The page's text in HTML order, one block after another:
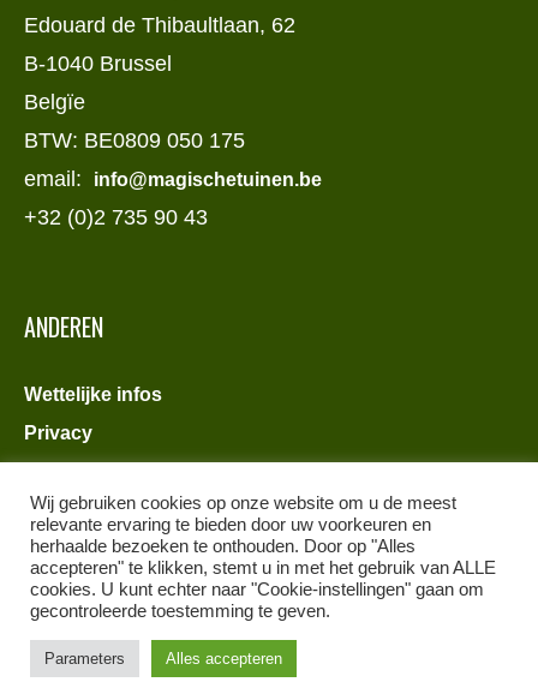
Edouard de Thibaultlaan, 62
B-1040 Brussel
Belgïe
BTW: BE0809 050 175
email:
info@magischetuinen.be
+32 (0)2 735 90 43
ANDEREN
Wettelijke infos
Privacy
/ Magische Tuinen © 2022 / All Rights Reserved
Wij gebruiken cookies op onze website om u de meest
relevante ervaring te bieden door uw voorkeuren en
herhaalde bezoeken te onthouden. Door op "Alles
accepteren" te klikken, stemt u in met het gebruik van ALLE
cookies. U kunt echter naar "Cookie-instellingen" gaan om
gecontroleerde toestemming te geven.
Parameters Alles accepteren